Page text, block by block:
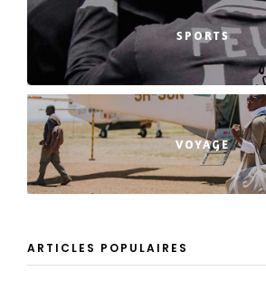
SPORTS
VOYAGE
ARTICLES POPULAIRES